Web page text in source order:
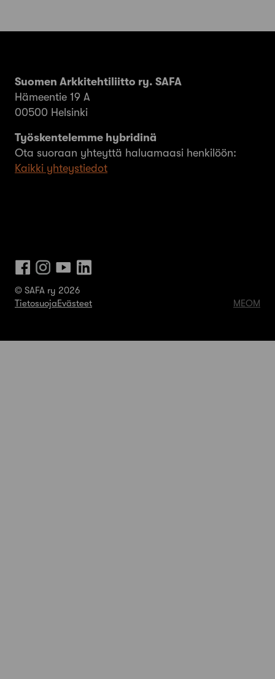
Suomen Arkkitehtiliitto ry. SAFA
Hämeentie 19 A
00500 Helsinki
Työskentelemme hybridinä
Ota suoraan yhteyttä haluamaasi henkilöön:
Kaikki yhteystiedot
© SAFA ry 2026
TietosuojaEvästeet MEOM